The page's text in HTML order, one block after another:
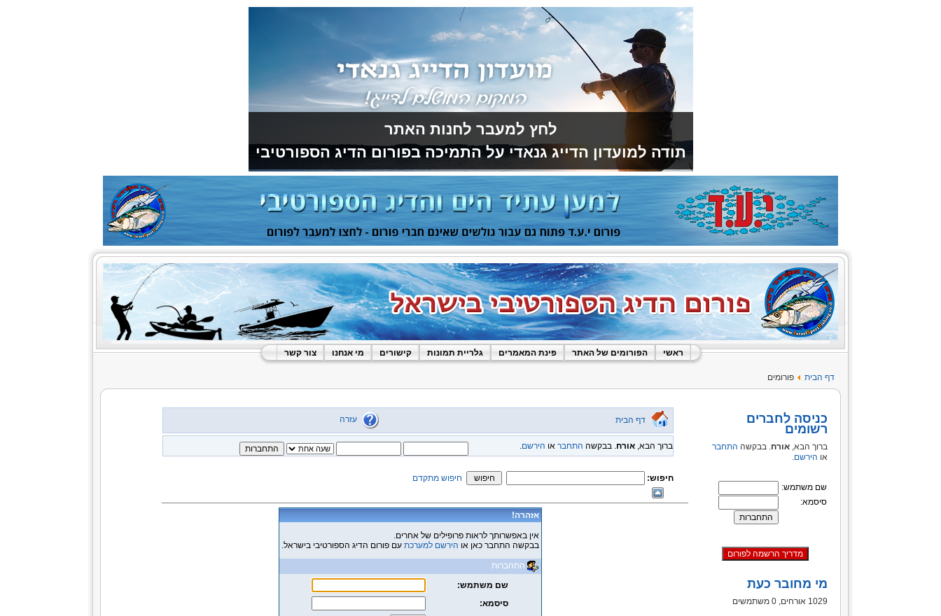
לחץ למעבר לחנות האתר
תודה למועדון הדייג גנאדי על התמיכה בפורום הדיג הספורטיבי
ראשי הפורומים של האתר פינת המאמרים גלריית תמונות קישורים מי אנחנו צור קשר
דף הבית פורומים
כניסה לחברים
רשומים
ברוך הבא, אורח. בבקשה התחבר
או הירשם.
שם משתמש:
סיסמא:
מי מחובר כעת
1029 אורחים, 0 משתמשים
דף הבית עזרה
ברוך הבא, אורח. בבקשה התחבר או הירשם.
חיפוש: חיפוש מתקדם
אזהרה!
אין באפשרותך לראות פרופילים של אחרים.
בבקשה התחבר כאן או הירשם למערכת עם פורום הדיג הספורטיבי בישראל.
התחברות
שם משתמש:
סיסמא: